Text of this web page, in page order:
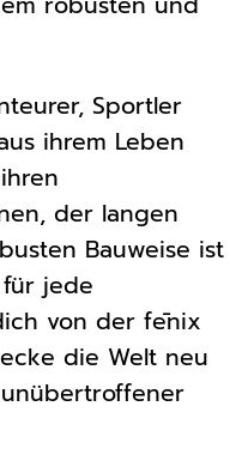
Sportler
ihrem Leben
der langen
Bauweise ist
jede
von der fēnix
die Welt neu